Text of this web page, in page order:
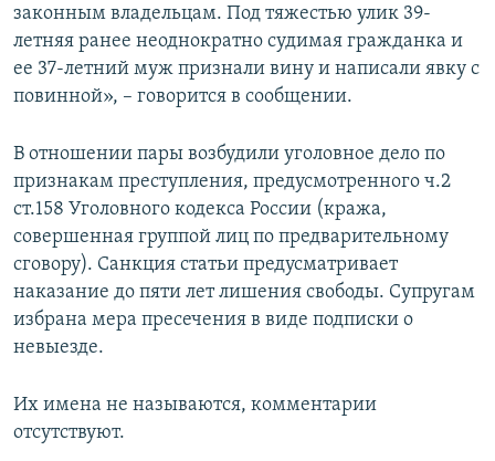
законным владельцам. Под тяжестью улик 39-
летняя ранее неоднократно судимая гражданка и
ее 37-летний муж признали вину и написали явку с
повинной», – говорится в сообщении.
В отношении пары возбудили уголовное дело по
признакам преступления, предусмотренного ч.2
ст.158 Уголовного кодекса России (кража,
совершенная группой лиц по предварительному
сговору). Санкция статьи предусматривает
наказание до пяти лет лишения свободы. Супругам
избрана мера пресечения в виде подписки о
невыезде.
Их имена не называются, комментарии
отсутствуют.